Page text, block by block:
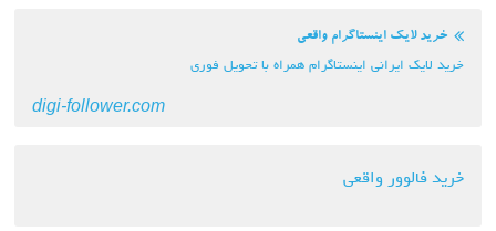
خرید لایک اینستاگرام واقعی
خرید لایک ایرانی اینستاگرام همراه با تحویل فوری
digi-follower.com
خرید فالوور واقعی